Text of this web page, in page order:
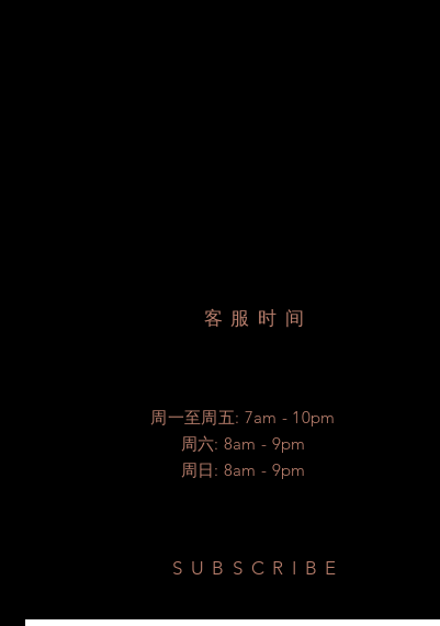
客服时间
周一至周五: 7am - 10pm
​​周六: 8am - 9pm
​周日: 8am - 9pm
SUBSCRIBE